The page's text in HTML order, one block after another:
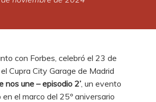
con Forbes, celebró el 23 de
Cupra City Garage de Madrid
nos une – episodio 2’ , un evento
el marco del 25º aniversario